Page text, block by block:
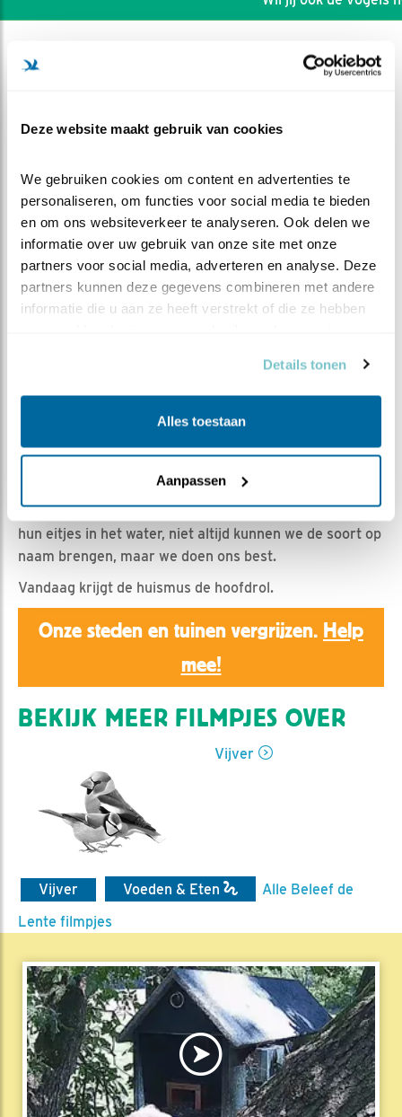
Deze website maakt gebruik van cookies
We gebruiken cookies om content en advertenties te
personaliseren, om functies voor social media te bieden
en om ons websiteverkeer te analyseren. Ook delen we
informatie over uw gebruik van onze site met onze
partners voor social media, adverteren en analyse. Deze
partners kunnen deze gegevens combineren met andere
informatie die u aan ze heeft verstrekt of die ze hebben
Details tonen
Alles toestaan
Aanpassen
DEEL DIT FILMPJE
Christ | Geplaatst op 1 mei 2026, 20:46 |
Bewaar dit filmpje|
169x
We zien toch weer wat meer vogels verschijnen en ook
de insectenwereld komt op gang.
Waterinsecten als libellen en juffers paren en leggen nu
hun eitjes in het water, niet altijd kunnen we de soort op
naam brengen, maar we doen ons best.
Vandaag krijgt de huismus de hoofdrol.
Onze steden en tuinen vergrijzen. Help
mee!
BEKIJK MEER FILMPJES OVER
Vijver
Vijver Voeden & Eten
Alle Beleef de
Lente filmpjes